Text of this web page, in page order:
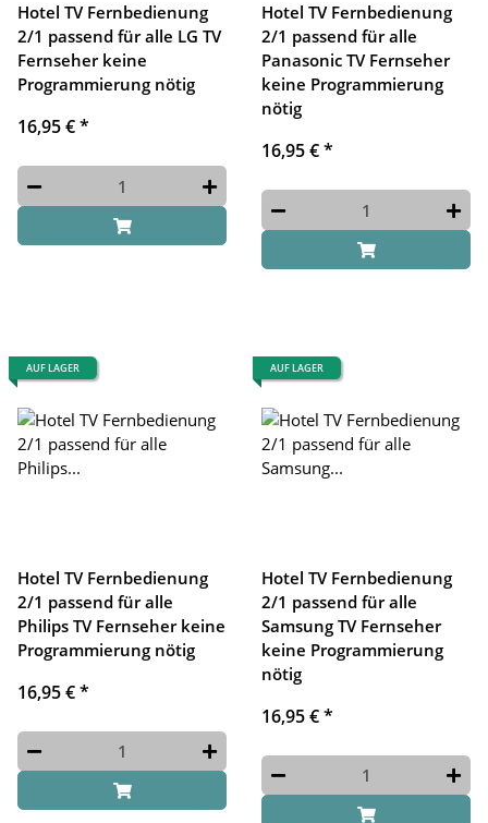
Hotel TV Fernbedienung
2/1 passend für alle LG TV
Fernseher keine
Programmierung nötig
16,95 €*
Hotel TV Fernbedienung
2/1 passend für alle
Panasonic TV Fernseher
keine Programmierung
nötig
16,95 €*
AUF LAGER
Hotel TV Fernbedienung
2/1 passend für alle
Philips TV Fernseher keine
Programmierung nötig
16,95 €*
AUF LAGER
Hotel TV Fernbedienung
2/1 passend für alle
Samsung TV Fernseher
keine Programmierung
nötig
16,95 €*